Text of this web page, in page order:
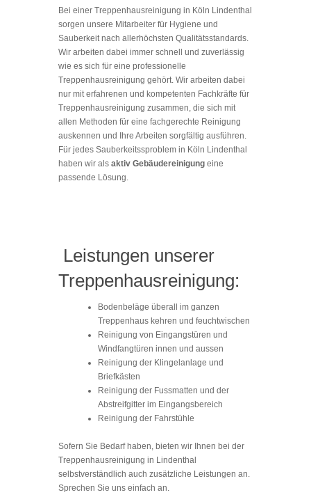
Bei einer Treppenhausreinigung in Köln Lindenthal
sorgen unsere Mitarbeiter für Hygiene und
Sauberkeit nach allerhöchsten Qualitätsstandards.
Wir arbeiten dabei immer schnell und zuverlässig
wie es sich für eine professionelle
Treppenhausreinigung gehört. Wir arbeiten dabei
nur mit erfahrenen und kompetenten Fachkräfte für
Treppenhausreinigung zusammen, die sich mit
allen Methoden für eine fachgerechte Reinigung
auskennen und Ihre Arbeiten sorgfältig ausführen.
Für jedes Sauberkeitssproblem in Köln Lindenthal
haben wir als aktiv Gebäudereinigung eine
passende Lösung.
Leistungen unserer
Treppenhausreinigung:
Bodenbeläge überall im ganzen
Treppenhaus kehren und feuchtwischen
Reinigung von Eingangstüren und
Windfangtüren innen und aussen
Reinigung der Klingelanlage und
Briefkästen
Reinigung der Fussmatten und der
Abstreifgitter im Eingangsbereich
Reinigung der Fahrstühle
Sofern Sie Bedarf haben, bieten wir Ihnen bei der
Treppenhausreinigung in Lindenthal
selbstverständlich auch zusätzliche Leistungen an.
Sprechen Sie uns einfach an.